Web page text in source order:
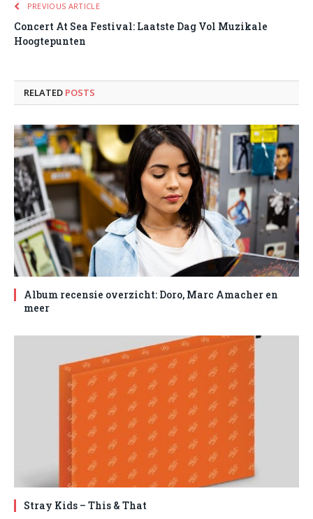
PREVIOUS ARTICLE
Concert At Sea Festival: Laatste Dag Vol Muzikale
Hoogtepunten
RELATED POSTS
Album recensie overzicht: Doro, Marc Amacher en
meer
Stray Kids – This & That